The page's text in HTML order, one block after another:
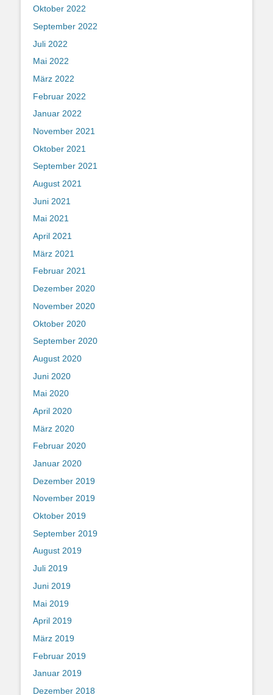
Oktober 2022
September 2022
Juli 2022
Mai 2022
März 2022
Februar 2022
Januar 2022
November 2021
Oktober 2021
September 2021
August 2021
Juni 2021
Mai 2021
April 2021
März 2021
Februar 2021
Dezember 2020
November 2020
Oktober 2020
September 2020
August 2020
Juni 2020
Mai 2020
April 2020
März 2020
Februar 2020
Januar 2020
Dezember 2019
November 2019
Oktober 2019
September 2019
August 2019
Juli 2019
Juni 2019
Mai 2019
April 2019
März 2019
Februar 2019
Januar 2019
Dezember 2018